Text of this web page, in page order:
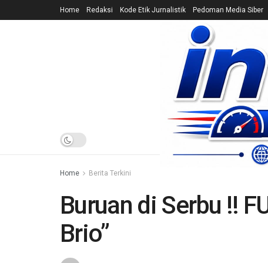
Home Redaksi Kode Etik Jurnalistik Pedoman Media Siber
HOME NEWS
Home Berita Terkini
Buruan di Serbu !!
Brio”